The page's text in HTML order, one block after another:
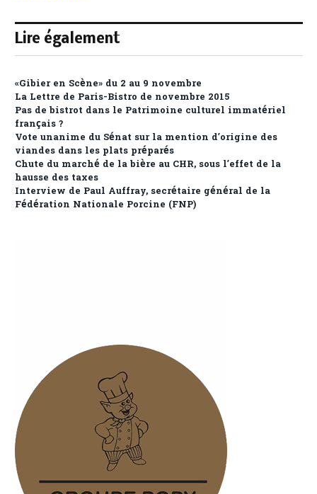
Lire également
«Gibier en Scène» du 2 au 9 novembre
La Lettre de Paris-Bistro de novembre 2015
Pas de bistrot dans le Patrimoine culturel immatériel
français ?
Vote unanime du Sénat sur la mention d’origine des
viandes dans les plats préparés
Chute du marché de la bière au CHR, sous l’effet de la
hausse des taxes
Interview de Paul Auffray, secrétaire général de la
Fédération Nationale Porcine (FNP)